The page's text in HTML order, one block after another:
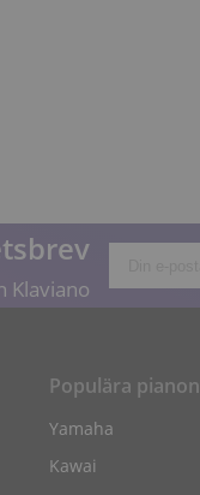
Klaviano
Populära pianon
Yamaha
Kawai